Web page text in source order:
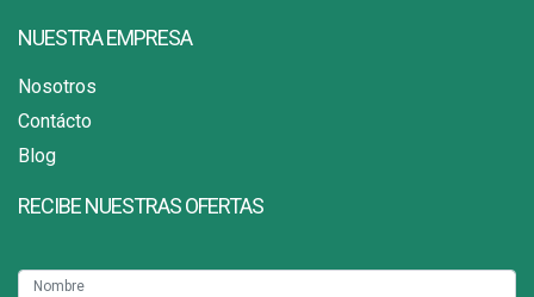
NUESTRA EMPRESA
Nosotros
Contácto
Blog
RECIBE NUESTRAS OFERTAS